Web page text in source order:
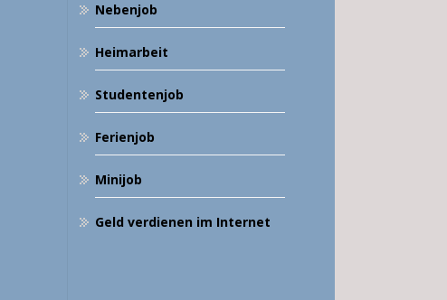
Nebenjob
Heimarbeit
Studentenjob
Ferienjob
Minijob
Geld verdienen im Internet